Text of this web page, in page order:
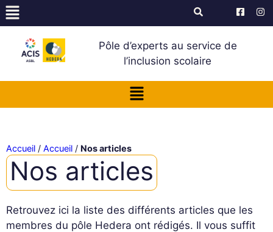
Pôle d’experts au service de
l’inclusion scolaire
Accueil / Accueil / Nos articles
Nos articles
Retrouvez ici la liste des différents articles que les
membres du pôle Hedera ont rédigés. Il vous suffit